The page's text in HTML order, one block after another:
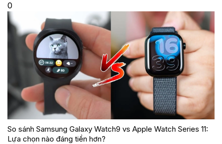
0
So sánh Samsung Galaxy Watch9 vs Apple Watch Series 11:
Lựa chọn nào đáng tiền hơn?